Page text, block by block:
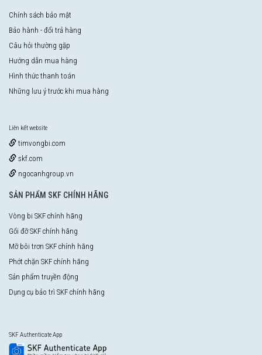
Chính sách bảo mật
Bảo hành - đổi trả hàng
Câu hỏi thường gặp
Hướng dẫn mua hàng
Hình thức thanh toán
Những lưu ý trước khi mua hàng
Liên kết website
timvongbi.com
skf.com
ngocanhgroup.vn
SẢN PHẨM SKF CHÍNH HÃNG
Vòng bi SKF chính hãng
Gối đỡ SKF chính hãng
Mỡ bôi trơn SKF chính hãng
Phớt chặn SKF chính hãng
Sản phẩm truyền động
Dụng cụ bảo trì SKF chính hãng
SKF Authenticate App